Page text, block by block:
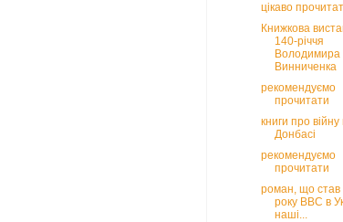
цікаво
Книжкова
140-річчя
Володимира
Винниченка
рекомендуємо
прочитати
книги про війну
Донбасі
рекомендуємо
прочитати
роман, що став
року BBC в
наші...